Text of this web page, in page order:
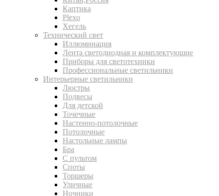
Каптика
Plexo
Хегель
Технический свет
Иллюминация
Лента светодиодная и комплектующие
Приборы для светотехники
Профессиональные светильники
Интерьерные светильники
Люстры
Подвесы
Для детской
Точечные
Настенно-потолочные
Потолочные
Настольные лампы
Бра
С пультом
Споты
Торшеры
Уличные
Ночники